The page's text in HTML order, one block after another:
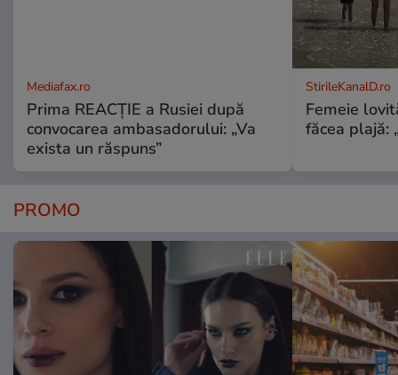
Mediafax.ro
Prima REACȚIE a Rusiei după
convocarea ambasadorului: „Va
exista un răspuns”
StirileKanalD.ro
Femeie
făcea plajă:
PROMO